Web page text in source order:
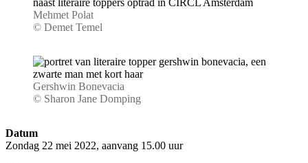
Mehmet Polat
© Demet Temel
Gershwin Bonevacia
© Sharon Jane Domping
Datum
Zondag 22 mei 2022, aanvang 15.00 uur